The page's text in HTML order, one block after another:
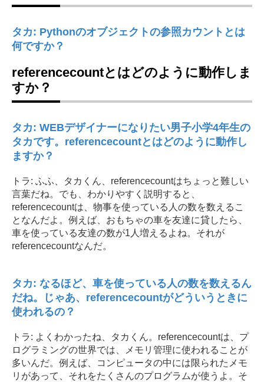
タカ: Pythonのオブジェクトの参照カウントとは
何ですか？
referencecountとはどのように動作しま
すか？
タカ: WEBデザイナーになりたい男子小学4年生の
タカです。referencecountとはどのように動作し
ますか？
トラ: ふふ、タカくん、referencecountはちょっと難しい
言葉だね。でも、わかりやすく説明すると、
referencecountは、物事を使っている人の数を数えるこ
となんだよ。例えば、おもちゃの車を友達に貸したら、
車を使っている友達の数が1人増えるよね。それが
referencecountなんだ。
タカ: なるほど、車を使っている人の数を数えるん
だね。じゃあ、referencecountがどういうときに
使われるの？
トラ: よくわかったね、タカくん。referencecountは、プ
ログラミングの世界では、メモリ管理に使われることが
多いんだ。例えば、コンピュータの中には限られたメモ
リがあって、それをたくさんのプログラムが使うよ。そ